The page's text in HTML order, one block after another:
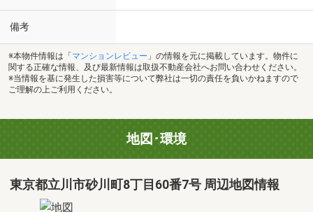
備考
※本物件情報は「 マンションレビュー 」の情報を元に掲載しています。物件に
関する正確な情報、及び最新情報は取扱不動産会社へお問い合わせください。
※当情報を基に発生した損害等について弊社は一切の責任を負いかねますので
ご理解の上ご利用ください。
地図･環境
東京都立川市砂川町8丁目60番7号 周辺地図情報